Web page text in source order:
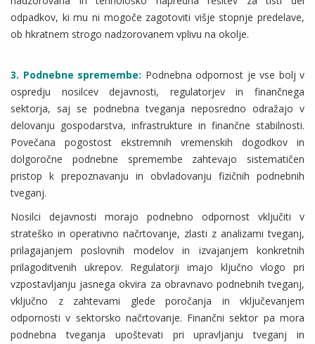
odpadkov, ki mu ni mogoče zagotoviti višje stopnje predelave,
ob hkratnem strogo nadzorovanem vplivu na okolje.
3. Podnebne spremembe: Podnebna odpornost je vse bolj v
ospredju nosilcev dejavnosti, regulatorjev in finančnega
sektorja, saj se podnebna tveganja neposredno odražajo v
delovanju gospodarstva, infrastrukture in finančne stabilnosti.
Povečana pogostost ekstremnih vremenskih dogodkov in
dolgoročne podnebne spremembe zahtevajo sistematičen
pristop k prepoznavanju in obvladovanju fizičnih podnebnih
tveganj.
Nosilci dejavnosti morajo podnebno odpornost vključiti v
strateško in operativno načrtovanje, zlasti z analizami tveganj,
prilagajanjem poslovnih modelov in izvajanjem konkretnih
prilagoditvenih ukrepov. Regulatorji imajo ključno vlogo pri
vzpostavljanju jasnega okvira za obravnavo podnebnih tveganj,
vključno z zahtevami glede poročanja in vključevanjem
odpornosti v sektorsko načrtovanje. Finančni sektor pa mora
podnebna tveganja upoštevati pri upravljanju tveganj in